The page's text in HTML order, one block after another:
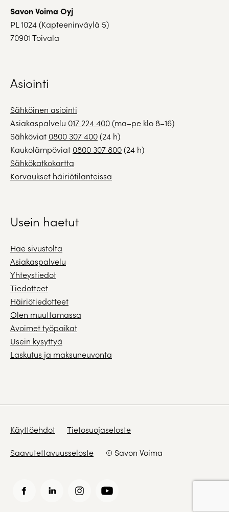
Savon Voima Oyj
PL 1024 (Kapteeninväylä 5)
70901 Toivala
Asiointi
Sähköinen asiointi
Asiakaspalvelu 017 224 400(ma–pe klo 8–16)
Sähköviat 0800 307 400(24 h)
Kaukolämpöviat 0800 307 800(24 h)
Sähkökatkokartta
Korvaukset häiriötilanteissa
Usein haetut
Hae sivustolta
Asiakaspalvelu
Yhteystiedot
Tiedotteet
Häiriötiedotteet
Olen muuttamassa
Avoimet työpaikat
Usein kysyttyä
Laskutus ja maksuneuvonta
Käyttöehdot Tietosuojaseloste
Saavutettavuusseloste © Savon Voima